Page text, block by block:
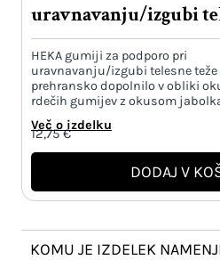
uravnavanju/izgubi
HEKA gumiji za podporo pri
uravnavanju/izgubi telesne teže
prehransko dopolnilo v obliki
rdečih gumijev z okusom
Več o izdelku
12,75€
DODAJ V
KOMU JE IZDELEK